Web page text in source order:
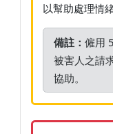
以幫助處理情
備註：僱用
被害人之請
協助。